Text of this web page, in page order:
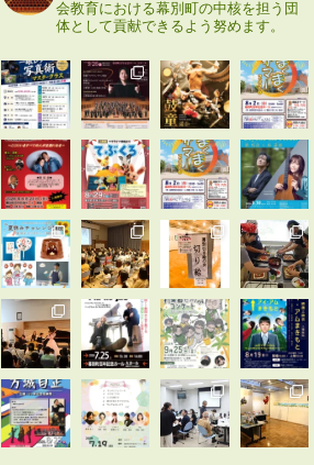
会教育における幕別町の中核を担う団
体として貢献できるよう努めます。